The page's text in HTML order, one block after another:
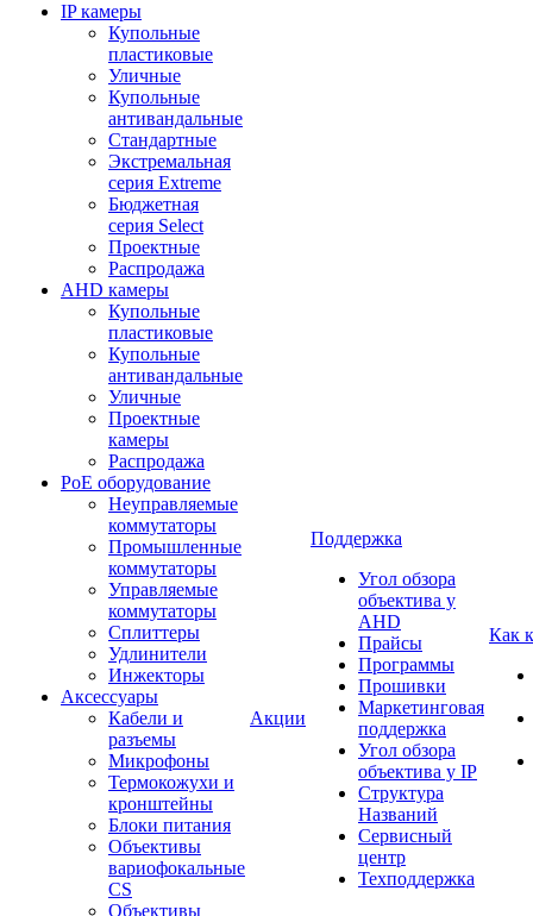
IP камеры
Купольные
пластиковые
Уличные
Купольные
антивандальные
Стандартные
Экстремальная
серия Extreme
Бюджетная
серия Select
Проектные
Распродажа
AHD камеры
Купольные
пластиковые
Купольные
антивандальные
Уличные
Проектные
камеры
Распродажа
PoE оборудование
Неуправляемые
коммутаторы
Промышленные
коммутаторы
Управляемые
коммутаторы
Сплиттеры
Удлинители
Инжекторы
Аксессуары
Кабели и
разъемы
Микрофоны
Термокожухи и
кронштейны
Блоки питания
Объективы
вариофокальные
CS
Объективы
Акции
Поддержка
Угол обзора
объектива у
AHD
Прайсы
Программы
Прошивки
Маркетинговая
поддержка
Угол обзора
объектива у IP
Структура
Названий
Сервисный
центр
Техподдержка
Как